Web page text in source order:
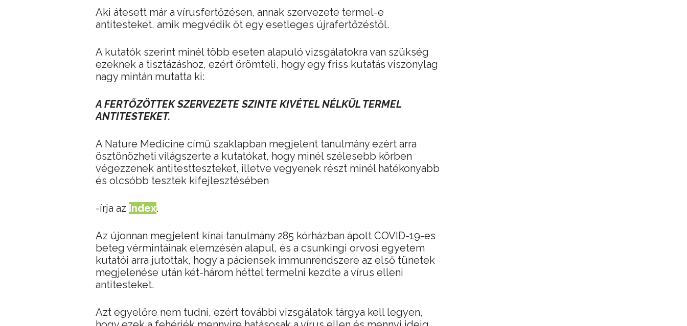
Aki átesett már a vírusfertőzésen, annak szervezete termel-e
antitesteket, amik megvédik őt egy esetleges újrafertőzéstől.
A kutatók szerint minél több eseten alapuló vizsgálatokra van szükség
ezeknek a tisztázáshoz, ezért örömteli, hogy egy friss kutatás viszonylag
nagy mintán mutatta ki:
A FERTŐZÖTTEK SZERVEZETE SZINTE KIVÉTEL NÉLKÜL TERMEL
ANTITESTEKET.
A Nature Medicine című szaklapban megjelent tanulmány ezért arra
ösztönözheti világszerte a kutatókat, hogy minél szélesebb körben
végezzenek antitestteszteket, illetve vegyenek részt minél hatékonyabb
és olcsóbb tesztek kifejlesztésében
-írja az Index.
Az újonnan megjelent kínai tanulmány 285 kórházban ápolt COVID-19-es
beteg vérmintáinak elemzésén alapul, és a csunkingi orvosi egyetem
kutatói arra jutottak, hogy a páciensek immunrendszere az első tünetek
megjelenése után két-három héttel termelni kezdte a vírus elleni
antitesteket.
Azt egyelőre nem tudni, ezért további vizsgálatok tárgya kell legyen,